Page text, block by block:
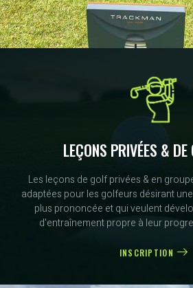
LEÇONS PRIVÉES & DE
Les leçons de golf privées & en
adaptées pour les golfeurs désirant
plus prononcée et qui veulent
d'entraînement propre à leur
INSCRIPTION